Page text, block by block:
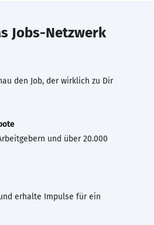
Jobs-Netzwerk
den Job, der wirklich zu Dir
und über 20.000
erhalte Impulse für ein